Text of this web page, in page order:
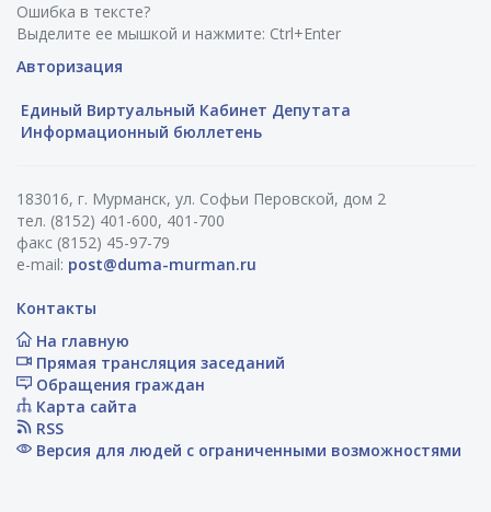
Ошибка в тексте?
Выделите ее мышкой и нажмите: Ctrl+Enter
Авторизация
Единый Виртуальный Кабинет Депутата
Информационный бюллетень
183016, г. Мурманск, ул. Софьи Перовской, дом 2
тел. (8152) 401-600, 401-700
факс (8152) 45-97-79
e-mail: post@duma-murman.ru
Контакты
На главную
Прямая трансляция заседаний
Обращения граждан
Карта сайта
RSS
Версия для людей с ограниченными возможностями